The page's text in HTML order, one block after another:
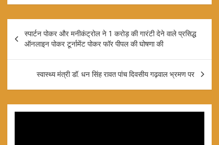
ce
b
o
o
k
at
A
p
p
ar
e
navigation
स्पार्टन पोकर और मनीकंट्रोल ने 1 करोड़ की गारंटी देने वाले प्रसिद्ध
ऑनलाइन पोकर टूर्नामेंट पोकर फॉर पीपल की घोषणा की
स्वास्थ्य मंत्री डॉ. धन सिंह रावत पांच दिवसीय गढ़वाल भ्रमण पर